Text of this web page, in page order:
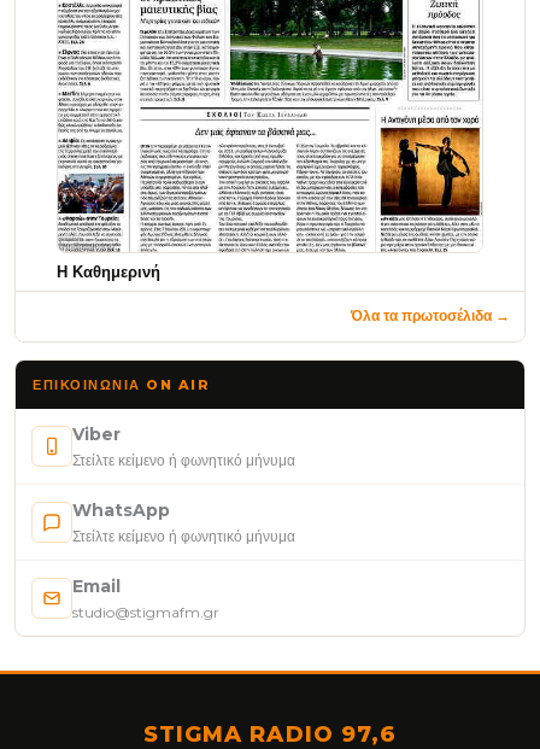
Η Καθημερινή
Όλα τα πρωτοσέλιδα →
ΕΠΙΚΟΙΝΩΝΊΑ ON AIR
Viber
Στείλτε κείμενο ή φωνητικό μήνυμα
WhatsApp
Στείλτε κείμενο ή φωνητικό μήνυμα
Email
studio@stigmafm.gr
STIGMA RADIO 97,6